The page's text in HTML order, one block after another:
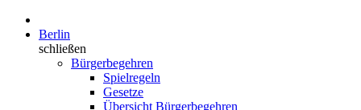
Berlin
schließen
Bürgerbegehren
Spielregeln
Gesetze
Übersicht Bürgerbegehren